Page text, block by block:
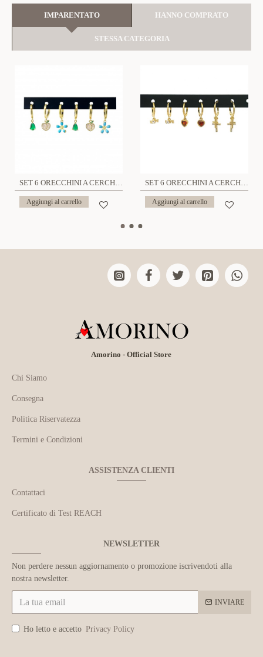
IMPARENTATO HANNO COMPRATO
STESSA CATEGORIA
SET 6 ORECCHINI A CERCHIO - YK22618108D14
Aggiungi al carrello
SET 6 ORECCHINI A CERCHIO - PC231048E988
Aggiungi al carrello
Amorino - Official Store
Chi Siamo
Consegna
Politica Riservatezza
Termini e Condizioni
ASSISTENZA CLIENTI
Contattaci
Certificato di Test REACH
NEWSLETTER
Non perdere nessun aggiornamento o promozione iscrivendoti alla
nostra newsletter.
INVIARE
Ho letto e accetto Privacy Policy